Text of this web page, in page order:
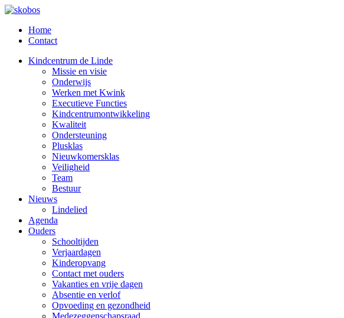
Home
Contact
Kindcentrum de Linde
Missie en visie
Onderwijs
Werken met Kwink
Executieve Functies
Kindcentrumontwikkeling
Kwaliteit
Ondersteuning
Plusklas
Nieuwkomersklas
Veiligheid
Team
Bestuur
Nieuws
Lindelied
Agenda
Ouders
Schooltijden
Verjaardagen
Kinderopvang
Contact met ouders
Vakanties en vrije dagen
Absentie en verlof
Opvoeding en gezondheid
Medezeggenschapsraad